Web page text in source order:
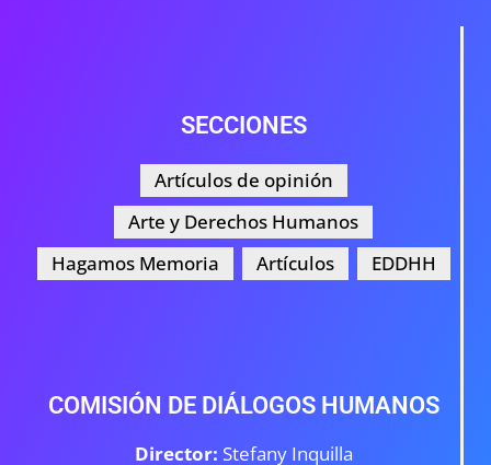
SECCIONES
Artículos de opinión
Arte y Derechos Humanos
Hagamos Memoria
Artículos EDDHH
COMISIÓN DE DIÁLOGOS HUMANOS
Director: Stefany Inquilla